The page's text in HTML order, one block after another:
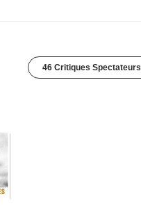
46 Critiques Spectateurs